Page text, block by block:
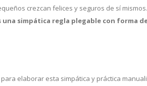
crezcan felices y seguros de sí
simpática regla plegable con forma
elaborar esta simpática y práctica